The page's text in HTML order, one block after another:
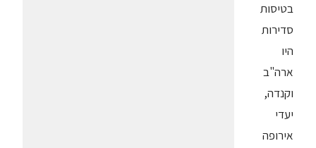
בטיסות
סדירות
היו
ארה"ב
וקנדה,
יעדי
אירופה